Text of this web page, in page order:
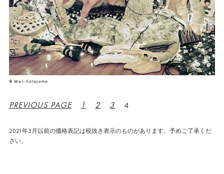
© Mari Katayama
PREVIOUS PAGE 1 2 3 4
2021年3月以前の価格表記は税抜き表示のものがあります。予めご了承くだ
さい。